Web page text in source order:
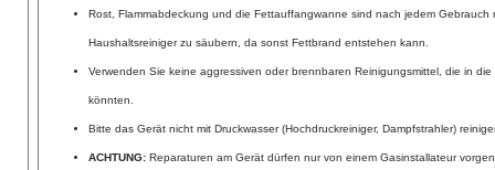
Rost, Flammabdeckung und die Fettauffangwanne sind nach jedem Gebrauch
Haushaltsreiniger zu säubern, da sonst Fettbrand entstehen kann.
Verwenden Sie keine aggressiven oder brennbaren Reinigungsmittel, die in
könnten.
Bitte das Gerät nicht mit Druckwasser (Hochdruckreiniger, Dampfstrahler)
ACHTUNG: Reparaturen am Gerät dürfen nur von einem Gasinstallateur